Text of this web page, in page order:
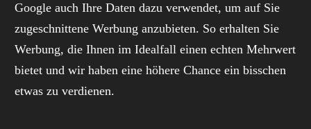
Google auch Ihre Daten dazu verwendet, um auf Sie
zugeschnittene Werbung anzubieten. So erhalten Sie
Werbung, die Ihnen im Idealfall einen echten Mehrwert
bietet und wir haben eine höhere Chance ein bisschen
etwas zu verdienen.